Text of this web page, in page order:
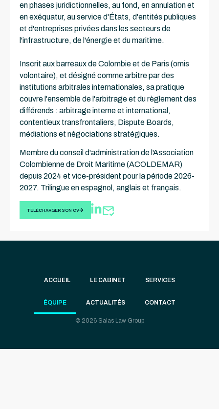
en phases juridictionnelles, au fond, en annulation et
en exéquatur, au service d'États, d'entités publiques
et d'entreprises privées dans les secteurs de
l'infrastructure, de l'énergie et du maritime.
Inscrit aux barreaux de Colombie et de Paris (omis
volontaire), et désigné comme arbitre par des
institutions arbitrales internationales, sa pratique
couvre l'ensemble de l'arbitrage et du règlement des
différends : arbitrage interne et international,
contentieux transfrontaliers, Dispute Boards,
médiations et négociations stratégiques.
Membre du conseil d'administration de l'Association
Colombienne de Droit Maritime (ACOLDEMAR)
depuis 2024 et vice-président pour la période 2026-
2027. Trilingue en espagnol, anglais et français.
TÉLÉCHARGER SON CV
ACCUEIL LE CABINET SERVICES
ÉQUIPE ACTUALITÉS CONTACT
© 2026 Salas Law Group